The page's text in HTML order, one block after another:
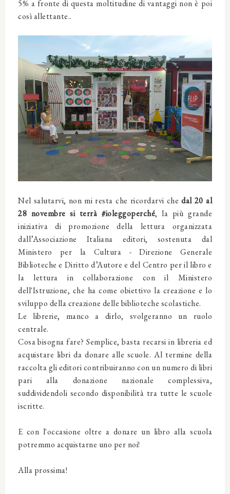
5% a fronte di questa moltitudine di vantaggi non è poi
così allettante..
Nel salutarvi, non mi resta che ricordarvi che dal 20 al
28 novembre si terrà #ioleggoperché, la più grande
iniziativa di promozione della lettura organizzata
dall’Associazione Italiana editori, sostenuta dal
Ministero per la Cultura - Direzione Generale
Biblioteche e Diritto d’Autore e del Centro per il libro e
la lettura in collaborazione con il Ministero
dell'Istruzione, che ha come obiettivo la creazione e lo
sviluppo della creazione delle biblioteche scolastiche.
Le librerie, manco a dirlo, svolgeranno un ruolo
centrale.
Cosa bisogna fare? Semplice, basta recarsi in libreria ed
acquistare libri da donare alle scuole. Al termine della
raccolta gli editori contribuiranno con un numero di libri
pari alla donazione nazionale complessiva,
suddividendoli secondo disponibilità tra tutte le scuole
iscritte.
E con l'occasione oltre a donare un libro alla scuola
potremmo acquistarne uno per noi!
Alla prossima!